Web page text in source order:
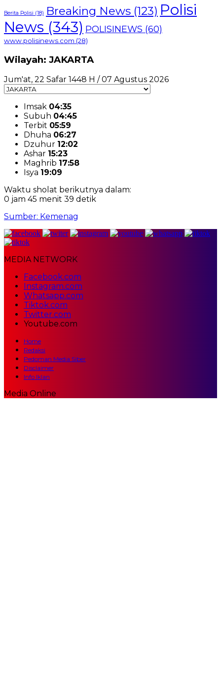
Berita Polisi (18) Breaking News (123) Polisi
News (343) POLISINEWS (60)
www.polisinews.com (28)
Wilayah: JAKARTA
Jum'at, 22 Safar 1448 H / 07 Agustus 2026
Imsak 04:35
Subuh 04:45
Terbit 05:59
Dhuha 06:27
Dzuhur 12:02
Ashar 15:23
Maghrib 17:58
Isya 19:09
Waktu sholat berikutnya dalam:
0 jam 45 menit 38 detik
Sumber: Kemenag
MEDIA NETWORK
Facebook.com
Instagram.com
Whatsapp.com
Tiktok.com
Twitter.com
Youtube.com
Home
Redaksi
Pedoman Media Siber
Disclaimer
Info Iklan
Media Online